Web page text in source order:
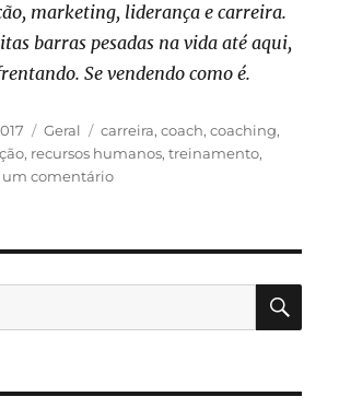
marketing, liderança e carreira.
barras pesadas na vida até aqui,
Se vendendo como é.
Categorias
Geral Tags
carreira,coach,coaching,
, recursos humanos,treinamento,
um comentárioem
se